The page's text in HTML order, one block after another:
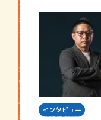
インタビュー